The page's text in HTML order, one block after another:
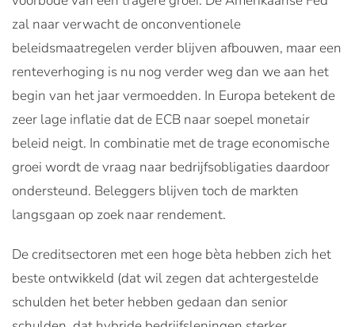
zal naar verwacht de onconventionele
beleidsmaatregelen verder blijven afbouwen, maar een
renteverhoging is nu nog verder weg dan we aan het
begin van het jaar vermoedden. In Europa betekent de
zeer lage inflatie dat de ECB naar soepel monetair
beleid neigt. In combinatie met de trage economische
groei wordt de vraag naar bedrijfsobligaties daardoor
ondersteund. Beleggers blijven toch de markten
langsgaan op zoek naar rendement.
De creditsectoren met een hoge bèta hebben zich het
beste ontwikkeld (dat wil zegen dat achtergestelde
schulden het beter hebben gedaan dan senior